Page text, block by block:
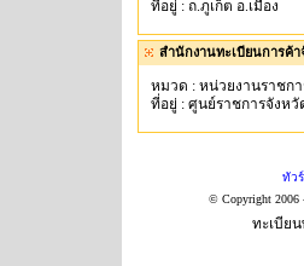
ที่อยู่ : ถ.ภูเก็ต อ.เมือง
สำนักงานทะเบียนการค้า
หมวด : หน่วยงานราชกา
ที่อยู่ : ศูนย์ราชการจังหวั
ทัว
© Copyright 2006
ทะเบีย